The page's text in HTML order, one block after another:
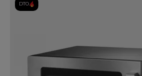
DTO.